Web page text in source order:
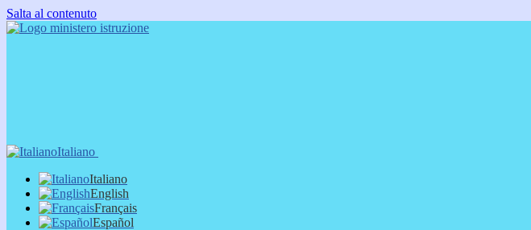
Salta al contenuto
Italiano
Italiano
English
Français
Español